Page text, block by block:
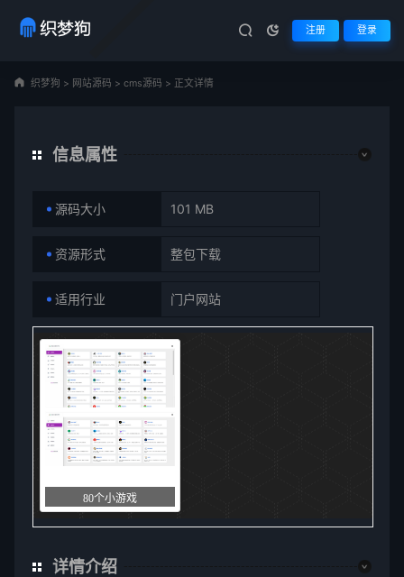
注册 登录
织梦狗 > 网站源码 > cms源码 > 正文详情
信息属性
源码大小 101 MB
资源形式 整包下载
适用行业 门户网站
80个小游戏
详情介绍